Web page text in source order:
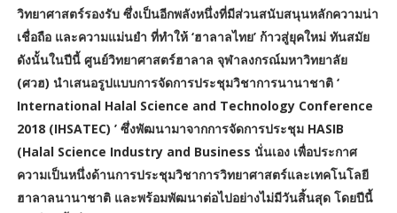
วิทยาศาสตร์รองรับ ซึ่งเป็นอีกพลังหนึ่งที่มีส่วนสนับสนุนหลักความน่า
เชื่อถือ และความแม่นยำ ที่ทำให้ ‘ฮาลาลไทย’ ก้าวสู่ยุคใหม่ ทันสมัย
ดังนั้นในปีนี้ ศูนย์วิทยาศาสตร์ฮาลาล จุฬาลงกรณ์มหาวิทยาลัย
(ศวฮ) นำเสนอรูปแบบการจัดการประชุมวิชาการนานาชาติ ‘
International Halal Science and Technology Conference
2018 (IHSATEC) ’ ซึ่งพัฒนามาจากการจัดการประชุม HASIB
(Halal Science Industry and Business นั่นเอง เพื่อประกาศ
ความเป็นหนึ่งด้านการประชุมวิชาการวิทยาศาสตร์และเทคโนโลยี
ฮาลาลนานาชาติ และพร้อมพัฒนาต่อไปอย่างไม่มีวันสิ้นสุด โดยปีนี้